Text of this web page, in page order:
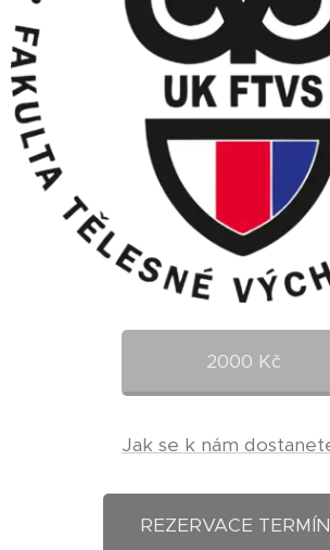
2000 Kč
Jak se k nám
REZERVACE